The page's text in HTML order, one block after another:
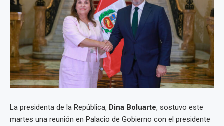
La presidenta de la República, Dina Boluarte, sostuvo este
martes una reunión en Palacio de Gobierno con el presidente